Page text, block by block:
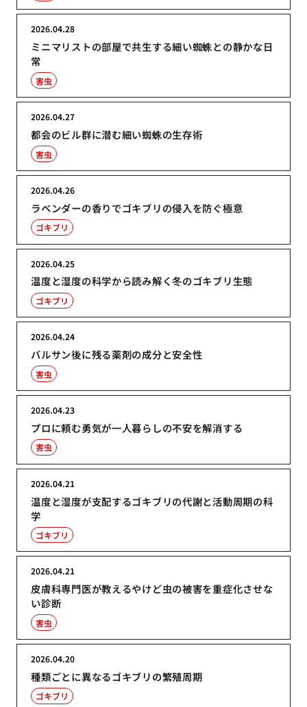
ミニマリストの部屋で共生する細い蜘蛛との静かな日
常
2026.04.28
害虫
都会のビル群に潜む細い蜘蛛の生存術
2026.04.27
害虫
ラベンダーの香りでゴキブリの侵入を防ぐ極意
2026.04.26
ゴキブリ
温度と湿度の科学から読み解く冬のゴキブリ生態
2026.04.25
ゴキブリ
バルサン後に残る薬剤の成分と安全性
2026.04.24
害虫
プロに頼む勇気が一人暮らしの不安を解消する
2026.04.23
害虫
温度と湿度が支配するゴキブリの代謝と活動周期の科
学
2026.04.21
ゴキブリ
皮膚科専門医が教えるやけど虫の被害を重症化させな
い診断
2026.04.21
害虫
種類ごとに異なるゴキブリの繁殖周期
2026.04.20
ゴキブリ